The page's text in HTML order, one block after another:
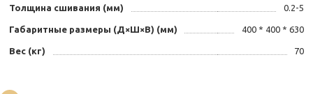
Толщина сшивания (мм) 0.2-5
Габаритные размеры (Д×Ш×В) (мм) 400 * 400 * 630
Вес (кг) 70